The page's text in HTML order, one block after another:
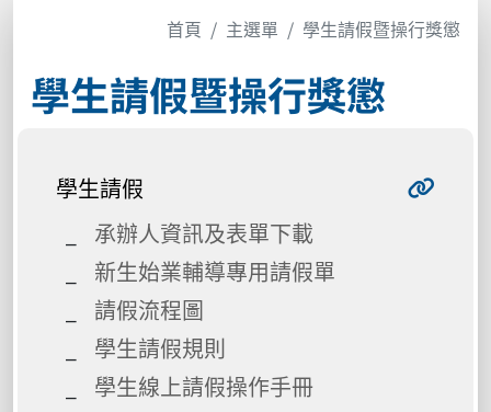
首頁 主選單 學生請假暨操行獎懲
學生請假暨操行獎懲
學生請假
承辦人資訊及表單下載
新生始業輔導專用請假單
請假流程圖
學生請假規則
學生線上請假操作手冊